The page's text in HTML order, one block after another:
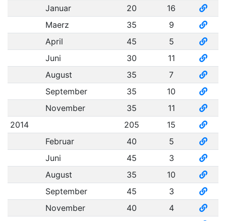
Januar
20
16
Maerz
35
9
April
45
5
Juni
30
11
August
35
7
September
35
10
November
35
11
2014
205
15
Februar
40
5
Juni
45
3
August
35
10
September
45
3
November
40
4